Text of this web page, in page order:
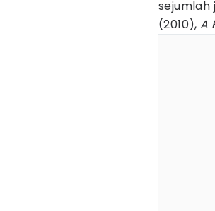
sejumlah
(2010),A